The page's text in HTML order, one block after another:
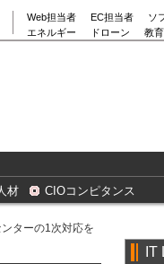
Web担当者 EC担当者
ソ
エネルギー
ドローン 教
材 CIOコンピタンス
ターの1次対応を
IT